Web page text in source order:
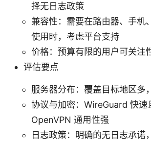
择无日志政策
兼容性：需要在路由器、手机
使用时，考虑平台支持
价格：预算有限的用户可关注
评估要点
服务器分布：覆盖目标地区多
协议与加密：WireGuard 快速
OpenVPN 通用性强
日志政策：明确的无日志承诺